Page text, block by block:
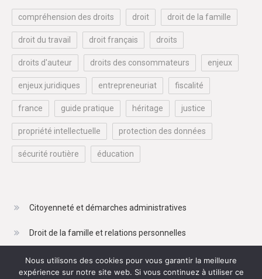
compréhension des droits droit droit de la famille
droit du travail droit français droits
droits d'auteur droits des consommateurs enjeux
enjeux juridiques entrepreneuriat fiscalité
france guide pratique héritage justice
propriété intellectuelle protection des données
sécurité routière éducation
Citoyenneté et démarches administratives
Droit de la famille et relations personnelles
Droit du travail et de l'emploi
Nous utilisons des cookies pour vous garantir la meilleure
expérience sur notre site web. Si vous continuez à utiliser ce